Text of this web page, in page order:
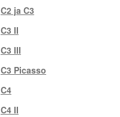
C2 ja C3
C3 II
C3 III
C3 Picasso
C4
C4 II